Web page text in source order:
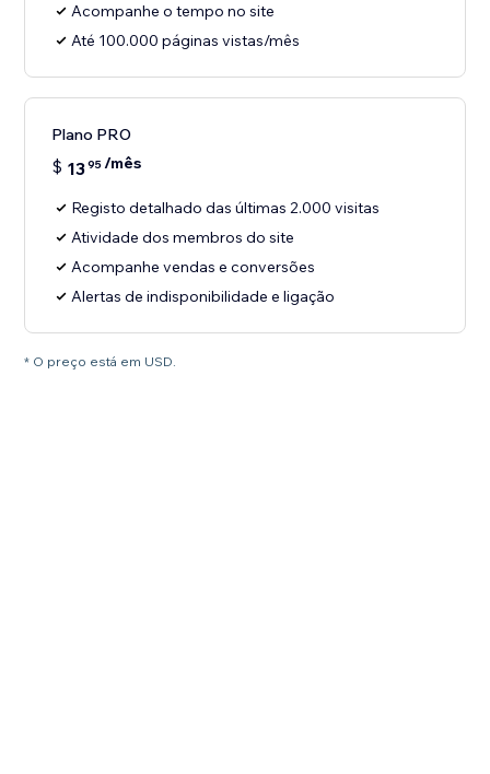
Acompanhe o tempo no site
Até 100.000 páginas vistas/mês
Plano PRO
$ 1395/mês
Registo detalhado das últimas 2.000 visitas
Atividade dos membros do site
Acompanhe vendas e conversões
Alertas de indisponibilidade e ligação
* O preço está em USD.